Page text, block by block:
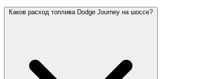
Каков расход топлива Dodge Journey на шоссе?